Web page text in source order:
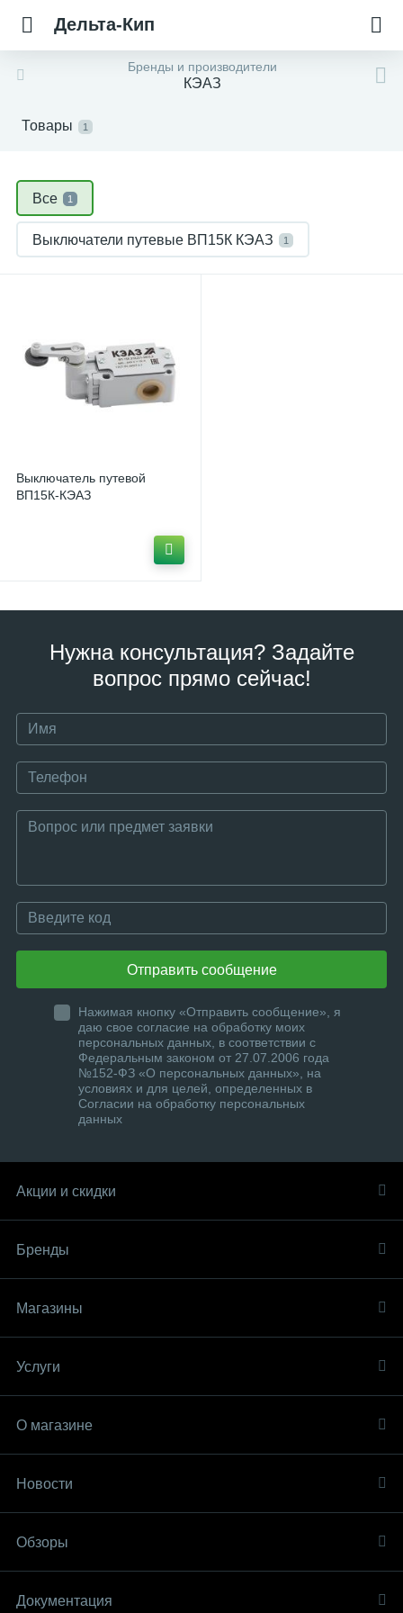
Дельта-Кип
Бренды и производители
КЭАЗ
Товары 1
Все 1
Выключатели путевые ВП15К КЭАЗ 1
Выключатель путевой
ВП15К-КЭАЗ
Нужна консультация? Задайте
вопрос прямо сейчас!
Отправить сообщение
Нажимая кнопку «Отправить сообщение», я
даю свое согласие на обработку моих
персональных данных, в соответствии с
Федеральным законом от 27.07.2006 года
№152-ФЗ «О персональных данных», на
условиях и для целей, определенных в
Согласии на обработку персональных
данных
Акции и скидки
Бренды
Магазины
Услуги
О магазине
Новости
Обзоры
Документация